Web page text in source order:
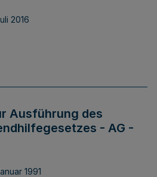
2016
Ausführung des
- AG -
1991